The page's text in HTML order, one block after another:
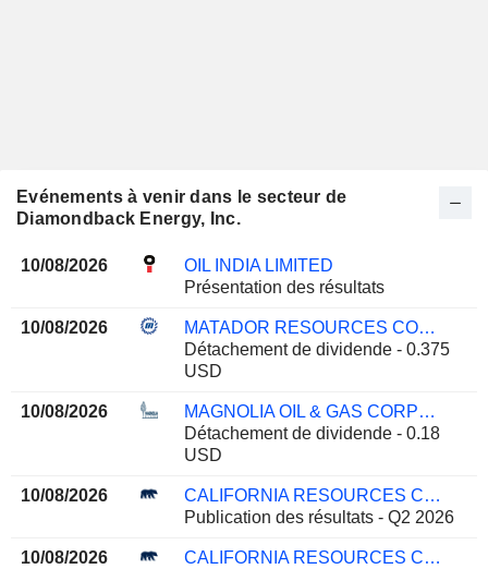
Evénements à venir dans le secteur de
Diamondback Energy, Inc.
10/08/2026
OIL INDIA LIMITED
Présentation des résultats
10/08/2026
MATADOR RESOURCES COMPANY
Détachement de dividende - 0.375
USD
10/08/2026
MAGNOLIA OIL & GAS CORPORATION
Détachement de dividende - 0.18
USD
10/08/2026
CALIFORNIA RESOURCES CORPORATION
Publication des résultats - Q2 2026
10/08/2026
CALIFORNIA RESOURCES CORPORATION